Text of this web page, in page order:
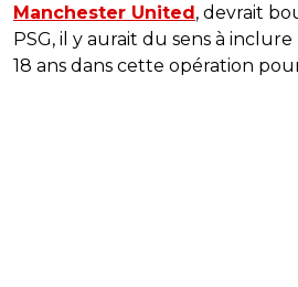
Manchester United, devrait
PSG, il y aurait du sens à
18 ans dans cette opération